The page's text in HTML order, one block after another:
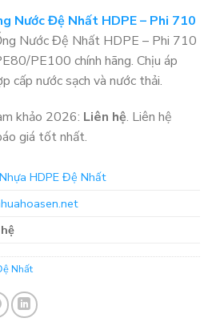
Nước Đệ Nhất HDPE – Phi 710
Nước Đệ Nhất HDPE – Phi 710
PE100 chính hãng. Chịu áp
cấp nước sạch và nước thải.
khảo 2026: Liên hệ. Liên hệ
giá tốt nhất.
HDPE Đệ Nhất
Nhất